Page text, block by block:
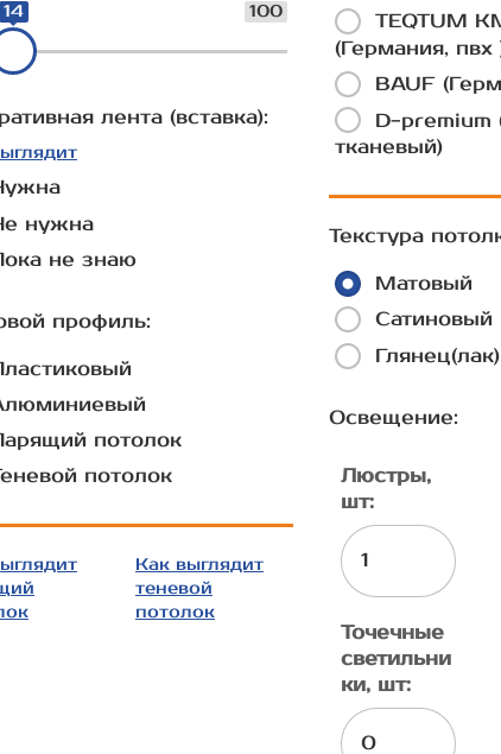
100
14
лента (вставка):
нужна
не знаю
профиль:
потолок
потолок
Как выглядит
теневой
потолок
TEQTUM
(Германия, пвх
BAUF
D-premium
тканевый)
Текстура
Матовый
Сатиновый
Глянец(лак)
Освещение:
Люстры,
шт:
Точечные
светильни
ки, шт: